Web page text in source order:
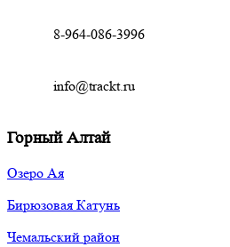
8-964-086-3996
info@trackt.ru
Горный Алтай
Озеро Ая
Бирюзовая Катунь
Чемальский район